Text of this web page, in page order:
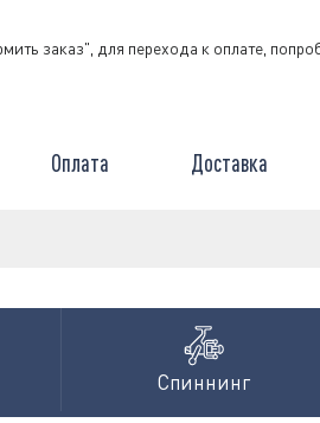
заказ", для перехода к оплате,
Оплата Доставка
Спиннинг